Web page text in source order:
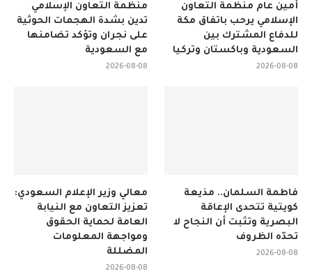
منظمة التعاون الإسلامي
تدين بشدة الهجمات الحوثية
على نجران وتؤكد تضامنها
مع السعودية
2026-08-08
أمين عام منظمة التعاون
الإسلامي يرحب باتفاق مكة
للدفاع المشترك بين
السعودية وباكستان وتركيا
2026-08-08
معالي وزير الإعلام السعودي:
تعزيز التعاون مع النيابة
العامة لحماية الحقوق
ومواجهة المعلومات
المضللة
2026-08-08
فاطمة السلمان.. مذيعة
كويتية تتحدى الإعاقة
البصرية وتثبت أن النجاح لا
تحدّه الظروف
2026-08-08